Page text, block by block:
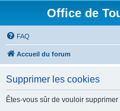
Office de
FAQ
Accueil du forum
Supprimer les cookies
Êtes-vous sûr de vouloir